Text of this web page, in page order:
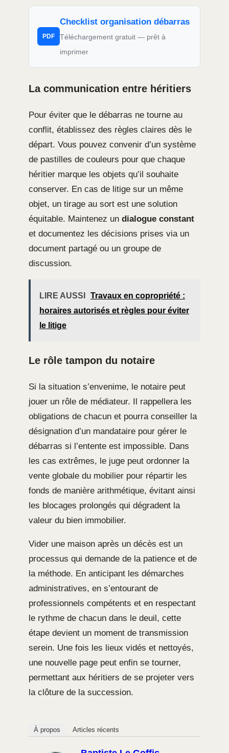
PDF
Checklist organisation débarras
Téléchargement gratuit — prêt à
imprimer
La communication entre héritiers
Pour éviter que le débarras ne tourne au
conflit, établissez des règles claires dès le
départ. Vous pouvez convenir d’un système
de pastilles de couleurs pour que chaque
héritier marque les objets qu’il souhaite
conserver. En cas de litige sur un même
objet, un tirage au sort est une solution
équitable. Maintenez un dialogue constant
et documentez les décisions prises via un
document partagé ou un groupe de
discussion.
LIRE AUSSI
Travaux en copropriété :
horaires autorisés et règles pour éviter
le litige
Le rôle tampon du notaire
Si la situation s’envenime, le notaire peut
jouer un rôle de médiateur. Il rappellera les
obligations de chacun et pourra conseiller la
désignation d’un mandataire pour gérer le
débarras si l’entente est impossible. Dans
les cas extrêmes, le juge peut ordonner la
vente globale du mobilier pour répartir les
fonds de manière arithmétique, évitant ainsi
les blocages prolongés qui dégradent la
valeur du bien immobilier.
Vider une maison après un décès est un
processus qui demande de la patience et de
la méthode. En anticipant les démarches
administratives, en s’entourant de
professionnels compétents et en respectant
le rythme de chacun dans le deuil, cette
étape devient un moment de transmission
serein. Une fois les lieux vidés et nettoyés,
une nouvelle page peut enfin se tourner,
permettant aux héritiers de se projeter vers
la clôture de la succession.
À propos Articles récents